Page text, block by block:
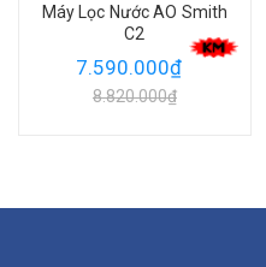
Máy Lọc Nước AO Smith
C2
7.590.000₫
8.820.000₫